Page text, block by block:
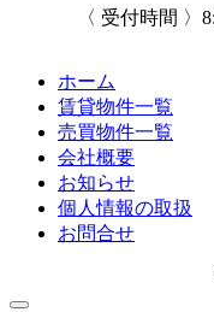
〈 受付時間 〉
ホーム
賃貸物件一覧
売買物件一覧
会社概要
お知らせ
個人情報の取扱
お問合せ